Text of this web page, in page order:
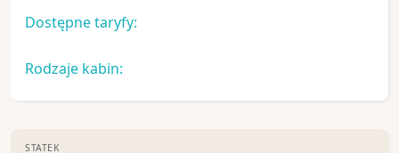
Dostępne taryfy:
Rodzaje kabin:
STATEK